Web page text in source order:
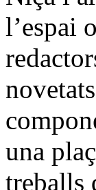
l’espai
una
treballs